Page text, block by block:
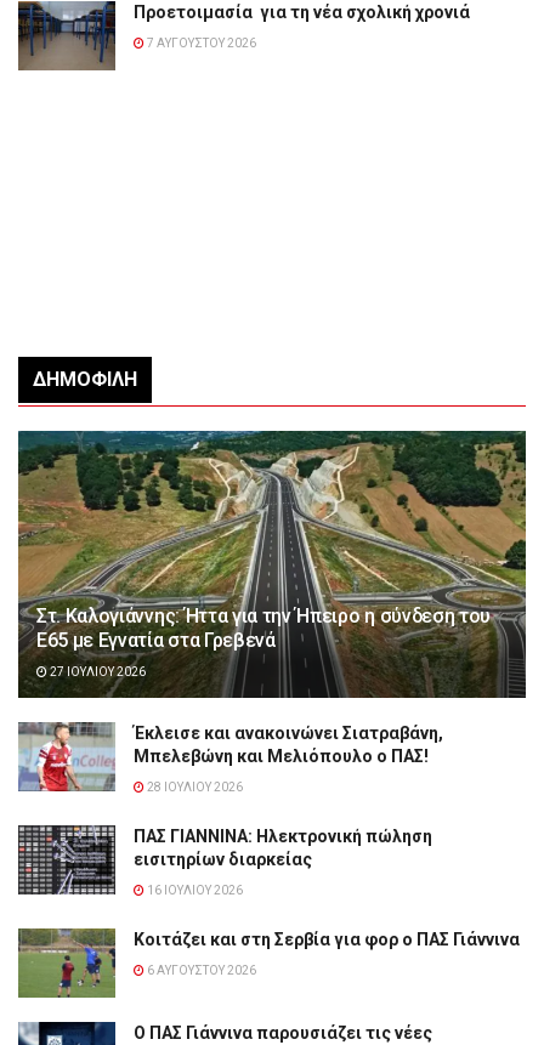
Προετοιμασία για τη νέα σχολική χρονιά
7 ΑΥΓΟΎΣΤΟΥ 2026
ΔΗΜΟΦΙΛΉ
Στ. Καλογιάννης: Ήττα για την Ήπειρο η σύνδεση του
Ε65 με Εγνατία στα Γρεβενά
27 ΙΟΥΛΊΟΥ 2026
Έκλεισε και ανακοινώνει Σιατραβάνη,
Μπελεβώνη και Μελιόπουλο ο ΠΑΣ!
28 ΙΟΥΛΊΟΥ 2026
ΠΑΣ ΓΙΑΝΝΙΝΑ: Hλεκτρονική πώληση
εισιτηρίων διαρκείας
16 ΙΟΥΛΊΟΥ 2026
Κοιτάζει και στη Σερβία για φορ ο ΠΑΣ Γιάννινα
6 ΑΥΓΟΎΣΤΟΥ 2026
Ο ΠΑΣ Γιάννινα παρουσιάζει τις νέες